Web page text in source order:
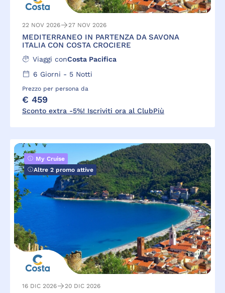
22 NOV 2026 27 NOV 2026
MEDITERRANEO IN PARTENZA DA SAVONA
ITALIA CON COSTA CROCIERE
Viaggi conCosta Pacifica
6 Giorni - 5Notti
Prezzo per persona da
€ 459
Sconto extra -5%! Iscriviti ora al ClubPiù
My Cruise
Altre 2 promo attive
16 DIC 2026 20 DIC 2026